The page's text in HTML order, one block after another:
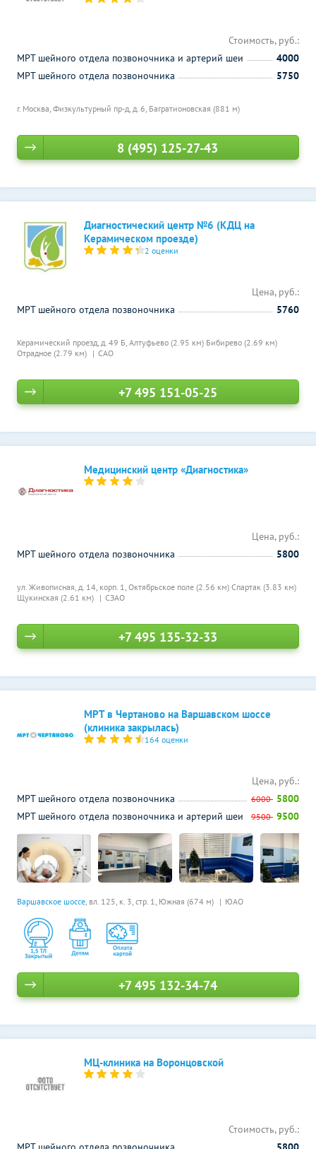
г. Москва, Физкультурный пр-д, д. 6, Багратионовская (881 м)
Стоимость, руб.:
МРТ шейного отдела позвоночника и артерий шеи
4000
МРТ шейного отдела позвоночника
5750
8 (495) 125-27-43
Диагностический центр №6 (КДЦ на
Керамическом проезде)
2 оценки
Керамический проезд, д. 49 Б, Алтуфьево (2.95 км) Бибирево (2.69 км)
Отрадное (2.79 км)
САО
Цена, руб.:
МРТ шейного отдела позвоночника
5760
+7 495 151-05-25
Медицинский центр «Диагностика»
ул. Живописная, д. 14, корп. 1, Октябрьское поле (2.56 км) Спартак (3.83 км)
Щукинская (2.61 км)
СЗАО
Цена, руб.:
МРТ шейного отдела позвоночника
5800
+7 495 135-32-33
МРТ в Чертаново на Варшавском шоссе
(клиника закрылась)
164 оценки
Варшавское шоссе, вл. 125, к. 3, стр. 1, Южная (674 м) ЮАО
Цена, руб.:
МРТ шейного отдела позвоночника
6000 5800
МРТ шейного отдела позвоночника и артерий шеи
9500 9500
+7 495 132-34-74
МЦ-клиника на Воронцовской
Стоимость, руб.: